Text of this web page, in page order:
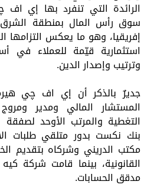
الرائدة التي تنفرد بها إي
سوق رأس المال بمنطقة
إفريقيا، وهو ما يعكس التزامها
استثمارية قيّمة للعملاء في
وترتيب وإصدار الدين.
جديرٌ بالذكر أن إي اف چي
المستشار المالي ومدير
التغطية والمرتب الأوحد لصفقة
بنك نكست بدور متلقي طلبات
مكتب الدريني وشركاه بتقديم
القانونية، بينما قامت شركة
مدقق الحسابات.